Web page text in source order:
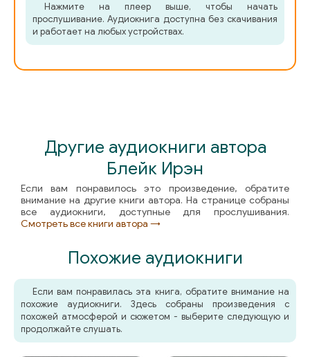
Нажмите на плеер выше, чтобы начать
прослушивание. Аудиокнига доступна без скачивания
и работает на любых устройствах.
Другие аудиокниги автора
Блейк Ирэн
Если вам понравилось это произведение, обратите
внимание на другие книги автора. На странице собраны
все аудиокниги, доступные для прослушивания.
Смотреть все книги автора →
Похожие аудиокниги
Если вам понравилась эта книга, обратите внимание на
похожие аудиокниги. Здесь собраны произведения с
похожей атмосферой и сюжетом - выберите следующую и
продолжайте слушать.